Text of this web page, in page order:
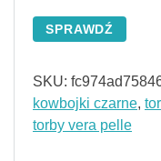
SPRAWDŹ
SKU:
kowbojki czarne,
torby vera pelle